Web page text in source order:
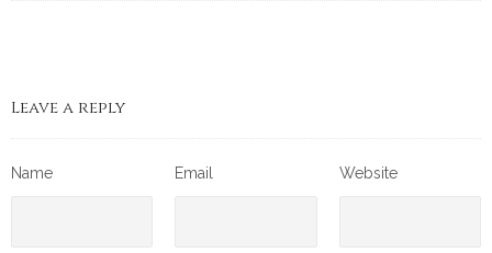
Leave a reply
Name Email Website